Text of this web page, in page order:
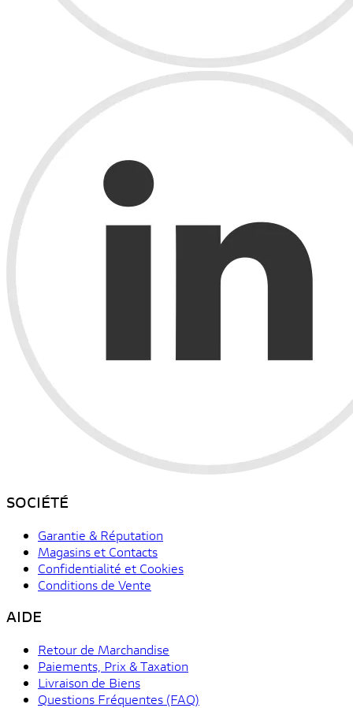
SOCIÉTÉ
Garantie & Réputation
Magasins et Contacts
Confidentialité et Cookies
Conditions de Vente
AIDE
Retour de Marchandise
Paiements, Prix & Taxation
Livraison de Biens
Questions Fréquentes (FAQ)